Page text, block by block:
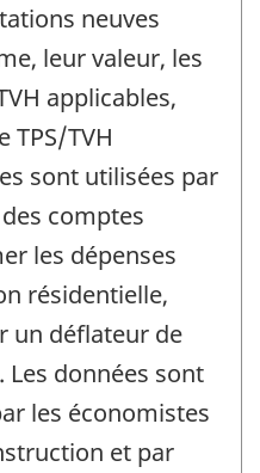
neuves
leur valeur, les
applicables,
TPS/TVH
sont utilisées par
comptes
les dépenses
résidentielle,
un déflateur de
Les données sont
les économistes
et par